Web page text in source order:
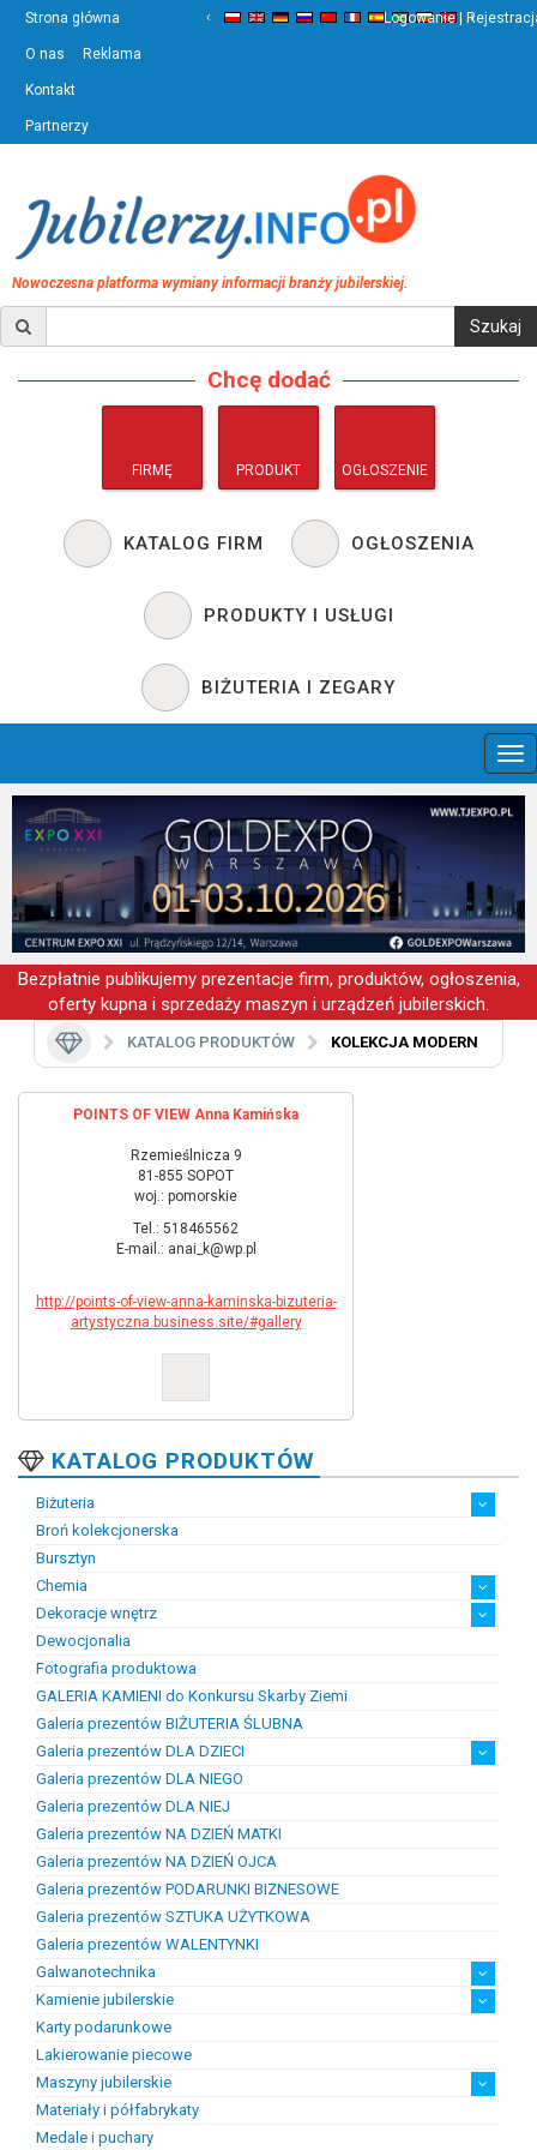
Strona główna
O nas Reklama
Kontakt
Partnerzy
‹ ›
Logowanie |
Nowoczesna platforma wymiany informacji branży jubilerskiej.
Chcę dodać
FIRMĘ PRODUKT OGŁOSZENIE
KATALOG FIRM OGŁOSZENIA
PRODUKTY I USŁUGI
BIŻUTERIA I ZEGARY
Bezpłatnie publikujemy prezentacje firm, produktów, ogłoszenia,
oferty kupna i sprzedaży maszyn i urządzeń jubilerskich.
KATALOG PRODUKTÓW KOLEKCJA MODERN
POINTS OF VIEW Anna Kamińska
Rzemieślnicza 9
81-855 SOPOT
woj.: pomorskie
Tel.: 518465562
E-mail.: anai_k@wp.pl
http://points-of-view-anna-kaminska-bizuteria-
artystyczna.business.site/#gallery
KATALOG PRODUKTÓW
Biżuteria
Artystyczna biżuteria srebrna
Biżuteria damska
Biżuteria dawna
Biżuteria dziecięca
Biżuteria inteligentna
Biżuteria miejska
Biżuteria męska
Biżuteria na zamówienie
Biżuteria rodowa
Biżuteria sakralna
Biżuteria srebrna
Biżuteria stalowa
Biżuteria stomatologiczna
Biżuteria sztuczna
Biżuteria unikatowa
Biżuteria z bursztynem
Biżuteria z diamentami
Biżuteria złota
Biżuteria ślubna
Obrączki ślubne
Broń kolekcjonerska
Bursztyn
Chemia
Chemia złotnicza
Ciecze probiercze
Kleje
Pasty i proszki do lutowania
Dekoracje wnętrz
Figurki
Lampy i plafony
Świeczniki
Dewocjonalia
Fotografia produktowa
GALERIA KAMIENI do Konkursu Skarby Ziemi
Galeria prezentów BIŻUTERIA ŚLUBNA
Galeria prezentów DLA DZIECI
Prezenty na chrzest i narodziny dzieci
Prezenty na komunię
Galeria prezentów DLA NIEGO
Galeria prezentów DLA NIEJ
Galeria prezentów NA DZIEŃ MATKI
Galeria prezentów NA DZIEŃ OJCA
Galeria prezentów PODARUNKI BIZNESOWE
Galeria prezentów SZTUKA UŻYTKOWA
Galeria prezentów WALENTYNKI
Galwanotechnika
kąpiele
osprzęt
Kamienie jubilerskie
Bursztyn
Kamienie jubilersko-ozdobne
Kamienie syntetyczne
Kamienie szlachetne
Karty podarunkowe
Lakierowanie piecowe
Maszyny jubilerskie
diamenciarki, tokarki itp
inne
linia odlewnicza
maszyny do bursztynu
myjki ultradżwiękowe
polerowanie, szlifowanie
silniki jubilerskie
walcarki, prasy itp
Materiały i półfabrykaty
Medale i puchary